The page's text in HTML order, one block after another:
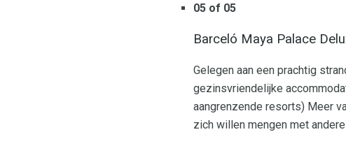
05 of 05
Barceló Maya Palace
Gelegen aan een prachtig
gezinsvriendelijke
aangrenzende resorts) Meer
zich willen mengen met